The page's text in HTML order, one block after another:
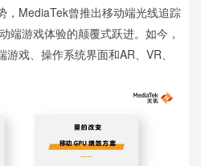
，MediaTek曾推出移动端光线追踪
端游戏体验的颠覆式跃进。如今，
戏、操作系统界面和AR、VR、